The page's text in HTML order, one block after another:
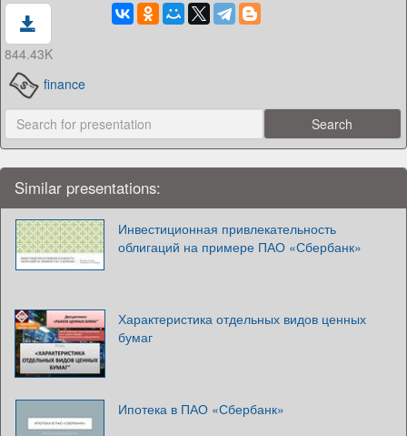
844.43K
finance
Similar presentations:
Инвестиционная привлекательность
облигаций на примере ПАО «Сбербанк»
Характеристика отдельных видов ценных
бумаг
Ипотека в ПАО «Сбербанк»